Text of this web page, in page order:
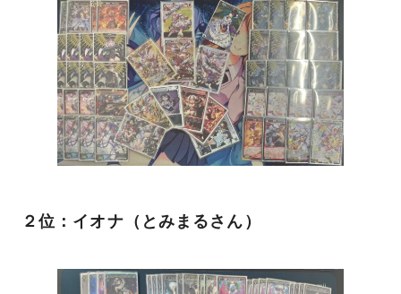
２位：イオナ（とみまるさん）